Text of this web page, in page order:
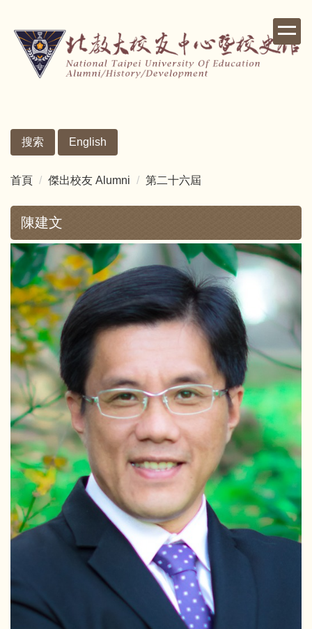
到
搜索 English
首頁 傑出校友 Alumni 第二十六屆
陳建文